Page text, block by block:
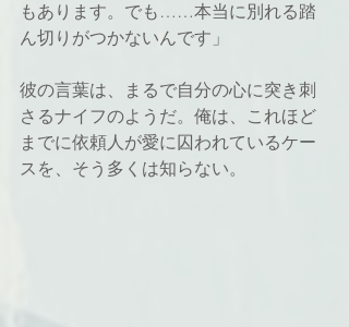
もあります。でも……本当に別れる踏
ん切りがつかないんです」
彼の言葉は、まるで自分の心に突き刺
さるナイフのようだ。俺は、これほど
までに依頼人が愛に囚われているケー
スを、そう多くは知らない。